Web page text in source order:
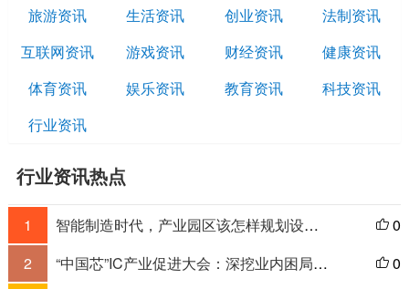
旅游资讯 生活资讯 创业资讯
法制资讯
互联网资讯
游戏资讯 财经资讯
健康资讯
体育资讯
娱乐资讯 教育资讯
科技资讯
行业资讯
行业资讯热点
1 智能制造时代，产业园区该怎样规划设计、技术改造  0
2
“中国芯”IC产业促进大会：深挖业内困局，探讨创新方案  0